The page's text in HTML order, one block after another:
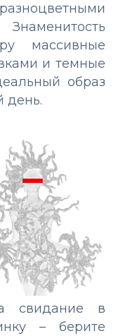
массивные
и темные
образ
день.
свидание в
– берите